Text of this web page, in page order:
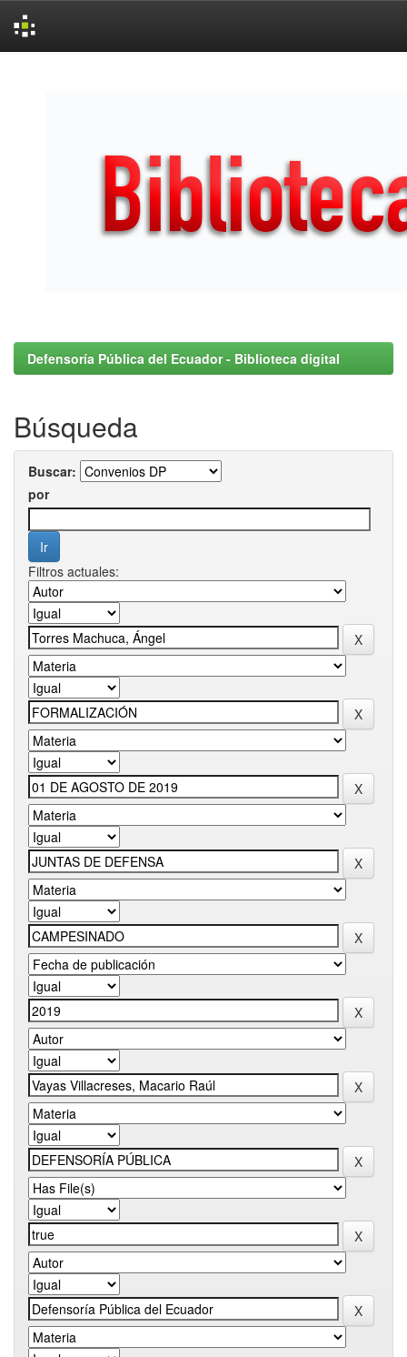
Defensoría Pública del Ecuador - Biblioteca digital
Búsqueda
Buscar:
por
Filtros actuales: